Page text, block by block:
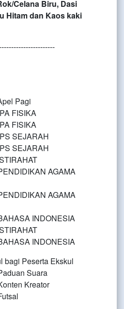
Celana Biru, Dasi
Hitam dan Kaos kaki
Pagi
FISIKA
FISIKA
SEJARAH
SEJARAH
AGAMA
AGAMA
INDONESIA
INDONESIA
bagi Peserta Ekskul
Suara
Kreator